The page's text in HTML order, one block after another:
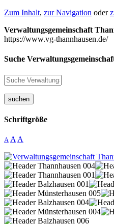
Zum Inhalt, zur Navigation oder
Verwaltungsgemeinschaft
https://www.vg-thannhausen.de/
Suche
suchen
Schriftgröße
A A A